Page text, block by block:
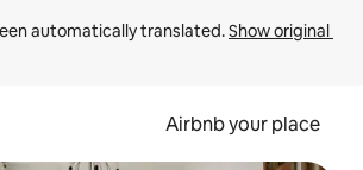
automatically translated. Show original
Airbnb your place